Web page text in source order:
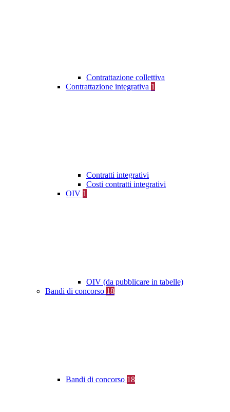
Contrattazione collettiva
Contrattazione integrativa 1
Contratti integrativi
Costi contratti integrativi
OIV 1
OIV (da pubblicare in tabelle)
Bandi di concorso 18
Bandi di concorso 18